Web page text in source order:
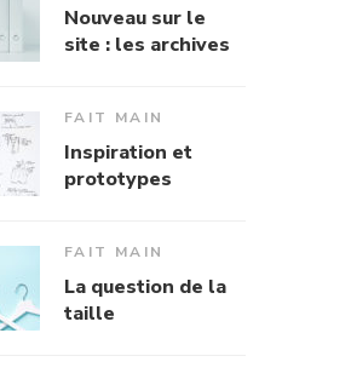
Nouveau sur le
site : les archives
FAIT MAIN
Inspiration et
prototypes
FAIT MAIN
La question de la
taille